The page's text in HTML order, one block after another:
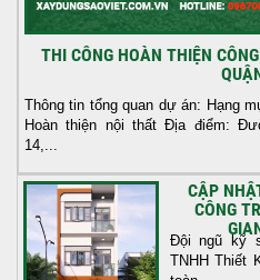
THI CÔNG HOÀN THIỆN
Thông tin tổng quan dự án: Hạng
Hoàn thiện nội thất Địa điểm:
14,...
CẬP
CÔNG
Đội ngũ kỹ
TNHH Thiết